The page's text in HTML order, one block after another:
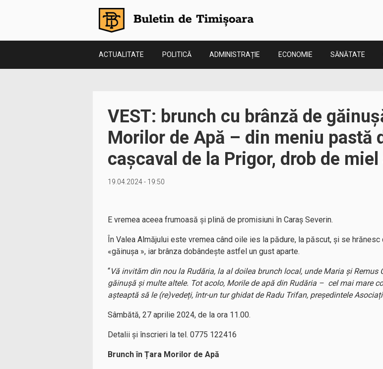
ACTUALITATE POLITICĂ ADMINISTRAȚIE ECONOMIE SĂNĂTATE
VEST: brunch cu brânză de
Morilor de Apă – din meniu pastă
cașcaval de la Prigor, drob de
19.04.2024 - 19:50
E vremea aceea frumoasă și plină de promisiuni în Caraș Severin.
În Valea Almăjului este vremea când oile ies la pădure, la păscut, și se
«găinușa », iar brânza dobândește astfel un gust aparte.
“Vă invităm din nou la Rudăria, la al doilea brunch local, unde Maria și
găinușă și multe altele. Tot acolo, Morile de apă din Rudăria – cel mai mare
așteaptă să le (re)vedeți, într-un tur ghidat de Radu Trifan, președintele
Sâmbătă, 27 aprilie 2024, de la ora 11.00.
Detalii și înscrieri la tel. 0775 122416
Brunch în Țara Morilor de Apă